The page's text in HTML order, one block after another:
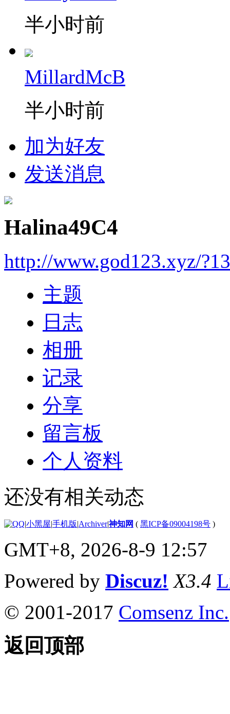
半小时前
MillardMcB
半小时前
加为好友
发送消息
Halina49C4
http://www.god123.xyz/
主题
日志
相册
记录
分享
留言板
个人资料
还没有相关动态
|小黑屋|手机版|Archiver|神知网 ( 黑ICP备09004198号 )
GMT+8, 2026-8-9 12:57
Powered by Discuz! X3.4
© 2001-2017 Comsenz Inc.
返回顶部